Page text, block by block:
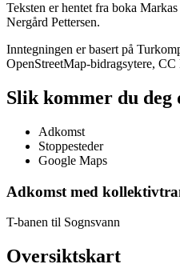
Teksten er hentet fra boka
Nergård Pettersen.
Inntegningen er basert på
OpenStreetMap-bidragsytere,
Slik kommer du deg
Adkomst
Stoppesteder
Google Maps
Adkomst med
T-banen til Sognsvann
Oversiktskart